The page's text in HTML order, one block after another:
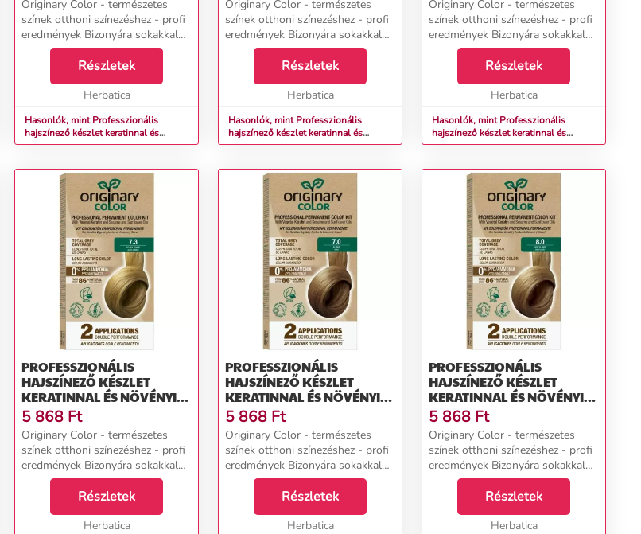
COLOR SZÍNN (FARBA):
FEKETE 1/0
Originary Color - természetes
színek otthoni színezéshez - profi
eredmények Bizonyára sokakkal
megesett már, hogy egy 2-3 órás
fodrászszalon látogatásról
hazatérve csalódott volt... A
hajvágás még ...
Részletek
Herbatica
Hasonlók, mint Professzionális
hajszínező készlet keratinnal és
növényi olajokkal - KÜLÖNBÖZŐ
(Farba): Fekete 1/0
COLOR SZÍNN (FARBA):
GESZTENYE 4
Originary Color - természetes
színek otthoni színezéshez - profi
eredmények Bizonyára sokakkal
megesett már, hogy egy 2-3 órás
fodrászszalon látogatásról
hazatérve csalódott volt... A
hajvágás még ...
Részletek
Herbatica
Hasonlók, mint Professzionális
hajszínező készlet keratinnal és
növényi olajokkal - KÜLÖNBÖZŐ
(Farba): Gesztenye 4
COLOR SZÍNN (FARBA):
CSOKOLÁDÉ GESZTENYE 5/7
Originary Color - természetes
színek otthoni színezéshez - profi
eredmények Bizonyára sokakkal
megesett már, hogy egy 2-3 órás
fodrászszalon látogatásról
hazatérve csalódott volt... A
hajvágás még ...
Részletek
Herbatica
Hasonlók, mint Professzionális
hajszínező készlet keratinnal és
növényi olajokkal - KÜLÖNBÖZŐ
(Farba): Csokoládé gesztenye 5/7
PROFESSZIONÁLIS
HAJSZÍNEZŐ KÉSZLET
KERATINNAL ÉS NÖVÉNYI
OLAJOKKAL - KÜLÖNBÖZŐ
ÁRNYALATOK - ORIGINARY
COLOR SZÍNN (FARBA):
ARANYSZŐKE 7/3
5 868 Ft
Originary Color - természetes
színek otthoni színezéshez - profi
eredmények Bizonyára sokakkal
megesett már, hogy egy 2-3 órás
fodrászszalon látogatásról
hazatérve csalódott volt... A
hajvágás még ...
Részletek
Herbatica
PROFESSZIONÁLIS
HAJSZÍNEZŐ KÉSZLET
KERATINNAL ÉS NÖVÉNYI
OLAJOKKAL - KÜLÖNBÖZŐ
ÁRNYALATOK - ORIGINARY
COLOR SZÍNN (FARBA):
SZŐKE 7/0
5 868 Ft
Originary Color - természetes
színek otthoni színezéshez - profi
eredmények Bizonyára sokakkal
megesett már, hogy egy 2-3 órás
fodrászszalon látogatásról
hazatérve csalódott volt... A
hajvágás még ...
Részletek
Herbatica
PROFESSZIONÁLIS
HAJSZÍNEZŐ KÉSZLET
KERATINNAL ÉS NÖVÉNYI
OLAJOKKAL - KÜLÖNBÖZŐ
ÁRNYALATOK - ORIGINARY
COLOR SZÍNN (FARBA):
VILÁGOS SZŐKE 8/0
5 868 Ft
Originary Color - természetes
színek otthoni színezéshez - profi
eredmények Bizonyára sokakkal
megesett már, hogy egy 2-3 órás
fodrászszalon látogatásról
hazatérve csalódott volt... A
hajvágás még ...
Részletek
Herbatica